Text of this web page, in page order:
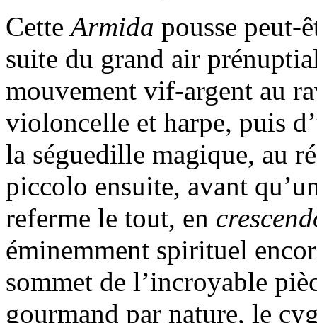
CetteArmida pousse peut-
suite du grand air
mouvement vif-argent au
violoncelle et harpe, puis
la séguedille magique, au
piccolo ensuite, avant
referme le tout, en
éminemment spirituel
sommet de l’incroyable
gourmand par nature, le